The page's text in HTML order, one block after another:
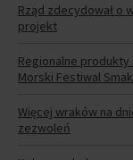
Rząd zdecydował o
projekt
Regionalne produkty
Morski Festiwal
Więcej wraków na
zezwoleń